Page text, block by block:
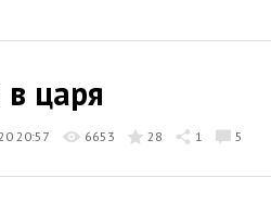
в царя
20:57 6653 28 1 5